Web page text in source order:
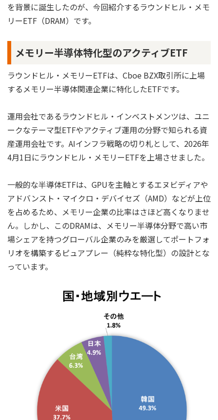
を背景に誕生したのが、今回紹介するラウンドヒル・メモ
リーETF（DRAM）です。
メモリー半導体特化型のアクティブETF
ラウンドヒル・メモリーETFは、Cboe BZX取引所に上場
するメモリー半導体関連企業に特化したETFです。
運用会社であるラウンドヒル・インベストメンツは、ユニ
ークなテーマ型ETFやアクティブ運用の分野で知られる資
産運用会社です。AIインフラ戦略の切り札として、2026年
4月1日にラウンドヒル・メモリーETFを上場させました。
一般的な半導体ETFは、GPUを主軸とするエヌビディアや
アドバンスト・マイクロ・デバイセズ（AMD）などが上位
を占めるため、メモリー企業の比率はさほど高くなりませ
ん。しかし、このDRAMは、メモリー半導体分野で高い市
場シェアを持つグローバル企業のみを厳選してポートフォ
リオを構築するピュアプレー（純粋な特化型）の設計とな
っています。